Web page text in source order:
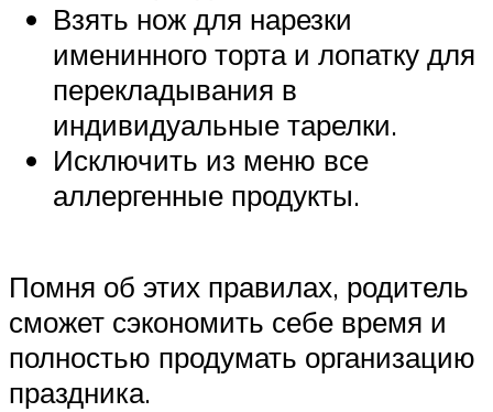
Взять нож для нарезки
именинного торта и лопатку для
перекладывания в
индивидуальные тарелки.
Исключить из меню все
аллергенные продукты.
Помня об этих правилах, родитель
сможет сэкономить себе время и
полностью продумать организацию
праздника.